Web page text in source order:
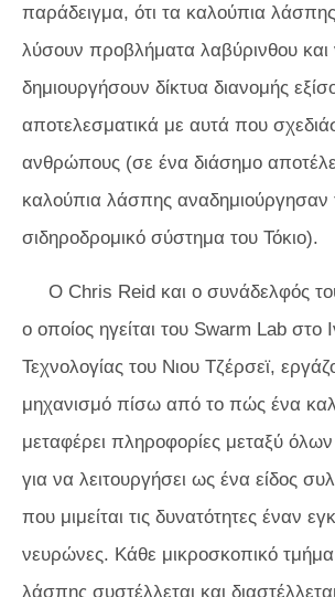
παράδειγμα, ότι τα καλούπια λάσπης
λύσουν προβλήματα λαβύρινθου και
δημιουργήσουν δίκτυα διανομής
αποτελεσματικά με αυτά που
ανθρώπους (σε ένα διάσημο
καλούπια λάσπης αναδημιούργησαν
σιδηροδρομικό σύστημα του Τόκιο).
Ο Chris Reid και ο συνάδελφός
ο οποίος ηγείται του Swarm Lab στο
Τεχνολογίας του Νιου Τζέρσεϊ,
μηχανισμό πίσω από το πώς ένα
μεταφέρει πληροφορίες μεταξύ
για να λειτουργήσει ως ένα είδος
που μιμείται τις δυνατότητες έναν
νευρώνες. Κάθε μικροσκοπικό
λάσπης συστέλλεται και